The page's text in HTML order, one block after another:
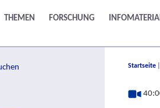
THEMEN FORSCHUNG
You are
Startseite